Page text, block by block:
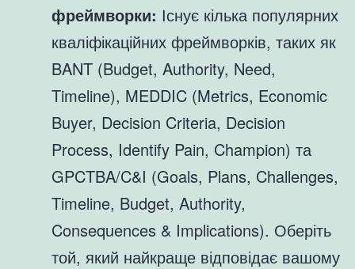
фреймворки: Існує кілька популярних
кваліфікаційних фреймворків, таких як
BANT (Budget, Authority, Need,
Timeline), MEDDIC (Metrics, Economic
Buyer, Decision Criteria, Decision
Process, Identify Pain, Champion) та
GPCTBA/C&I (Goals, Plans, Challenges,
Timeline, Budget, Authority,
Consequences & Implications). Оберіть
той, який найкраще відповідає вашому